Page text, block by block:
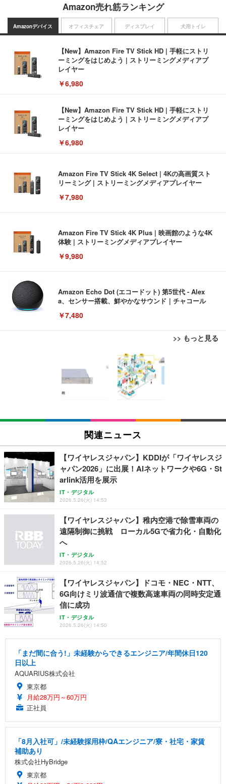
Amazon売れ筋ランキング
Amazonデバイス
【New】Amazon Fire TV Stick HD | 手軽にストリ
ーミングをはじめよう | ストリーミングメディアプ
レイヤー
￥6,980
【New】Amazon Fire TV Stick HD | 手軽にストリ
ーミングをはじめよう | ストリーミングメディアプ
レイヤー
￥6,980
Amazon Fire TV Stick 4K Select | 4Kの高画質スト
リーミング | ストリーミングメディアプレイヤー
￥7,980
Amazon Fire TV Stick 4K Plus | 映画館のような4K
体験 | ストリーミングメディアプレイヤー
￥9,980
Amazon Echo Dot (エコードット) 第5世代 - Alex
a、センサー搭載、鮮やかなサウンド｜チャコール
￥7,480
>> もっと見る
オフィスチェア
[EdoErgo] オフィスチェア 椅子 テレワーク 疲れな
い 跳ね上げ式アームレスト コンパクト 約105度ロッ
キング pc 事務椅子 360度回転 座面昇降 強化ナイロ
ン樹脂ベース 通気性メッシュ 在宅ワーク H-WY01
(黒網+黒枠+黒足)
￥5,699
SIHOO B100 オフィスチェア／デスクチェア メッシ
ュチェア 人間工学 疲れない ブラック
￥27,999
Sezlife オフィスチェア デスクチェア 疲れない テレ
ワーク チェア 強化バックレスト 30度ロッキング機
能 人間工学 椅子 腰サポート 90度跳ね上げ式アーム
レスト 3Dヘッドレスト ハンガー付き 高反発クッシ
務用 おしゃれ パソコンチェア (ブラック)
Sezlife オフィスチェア デスクチェア 疲れない テレ
ワーク チェア 強化バックレスト 30度ロッキング機
能 人間工学 椅子 腰サポート 90度跳ね上げ式アーム
レスト 3Dヘッドレスト ハンガー付き 高反発クッシ
務用 おしゃれ パソコンチェア (ホワイト)
￥7,680
ANDWINT オフィスチェア デスクチェア 肘なし メ
ッシュ 通気性 ランバーサポート付き 腰サポート ガ
ス圧無段階昇降 360度回転 キャスター付き コンパク
ト 幅52×奥行58.5×高さ84～96cm テレワーク 在宅
勤務 ブラック
￥4,139
ディスプレイ
EIZO ビジネス向けプレミアムモニター | FlexScan
EV3240X-WT | 31.5型4K UHD・USB Type-C・ホワ
イト
￥105,595
EIZO ビジネス向けプレミアムモニター | FlexScan
￥109,572
【純正品】27"ゲーミングモニター DualSense 充電
フック付き（CFI-ZDM1J）
￥49,979
【整備済み品】Dell E2724HS 27インチ 液晶モニタ
ー フルHD（1920×1080）VA 非光沢 HDMI/DisplayP
ort/VGA スピーカー内蔵 高さ調整 スイベル VESA対
応 ComfortView ビジネス向け
￥15,800
【MiniLED/24.5inch/280Hz/FHD】GRAPHT THE S
HOOTER Gaming Monitor 24” Essential ゲーミン
グモニター QD 24.5インチ 1ms FHD 量子ドット 残
像低減 (3年保証 | 輝点保証 | 日本メーカー)
￥34,980
犬用トイレ
Amazonベーシック ペットシーツ 薄型 レギュラー 1
回使い捨て 無香料 ホワイト 300枚
￥3,373
Amazonベーシック ペットシーツ 厚型 ワイド 42枚
x2袋(84枚) ホワイト(吸収面:ライトブルー)
￥3,234
ネオ・ルーライフ ネオ・オムツ L 中型犬用 26枚入
り 単品
￥1,800
Smart Basic(スマートベーシック) 【Amazon.co.jp
限定】 Smart Basic アイリスオーヤマ ペットシーツ
超厚型 お徳用 ワイド 100枚入 (x 1) (ケース販売)
￥3,670
アイリスオーヤマ ペットシーツ 超厚型 お徳用 レギ
ュラー 200枚入【Amazon.co.jp限定】
￥3,731
関連ニュース
【ワイヤレスジャパン】KDDIが「ワイヤレスジ
ャパン2026」に出展！AIネットワークや6G・St
arlink活用を展示
IT・デジタル
2026.5.26(火) 14:53
【ワイヤレスジャパン】稚内空港で除雪車両の
遠隔制御に挑戦 ローカル5Gで省力化・自動化
へ
IT・デジタル
2026.5.26(火) 14:52
【ワイヤレスジャパン】ドコモ・NEC・NTT、
6G向けミリ波通信で複数高速車両の同時安定通
信に成功
IT・デジタル
2026.5.26(火) 14:50
「まだ間に合う!」未経験からできるエンジニア/年間休日120
日以上
AQUARIUS株式会社
東京都
月給28万円～60万円
正社員
「8月入社可」/未経験採用枠/QAエンジニア/寮・社宅・家賃
補助あり
株式会社HyBridge
東京都